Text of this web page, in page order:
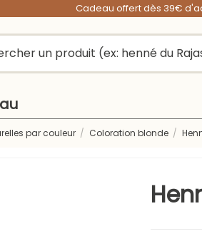
Cadeau offert dès 39€
par couleur Coloration blonde